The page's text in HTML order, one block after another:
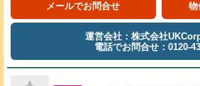
メールでお問合せ 物
運営会社：株式会社
電話でお問合せ：0120-